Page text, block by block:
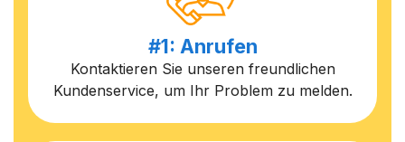
#1: Anrufen
Kontaktieren Sie unseren freundlichen
Kundenservice, um Ihr Problem zu melden.